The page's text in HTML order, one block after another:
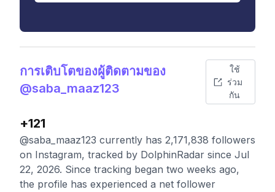
การเติบโตของผู้ติดตามของ
@saba_maaz123
ใช้
ร่วม
กัน
+121
@saba_maaz123 currently has 2,171,838 followers
on Instagram, tracked by DolphinRadar since Jul
22, 2026. Since tracking began two weeks ago,
the profile has experienced a net follower